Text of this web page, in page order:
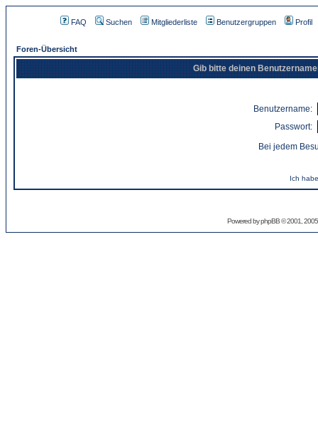
FAQ Suchen Mitgliederliste Benutzergruppen Profil
Foren-Übersicht
Gib bitte deinen
Benutzername:
Passwort:
Bei jedem
Ich
Powered byphpBB© 2001,